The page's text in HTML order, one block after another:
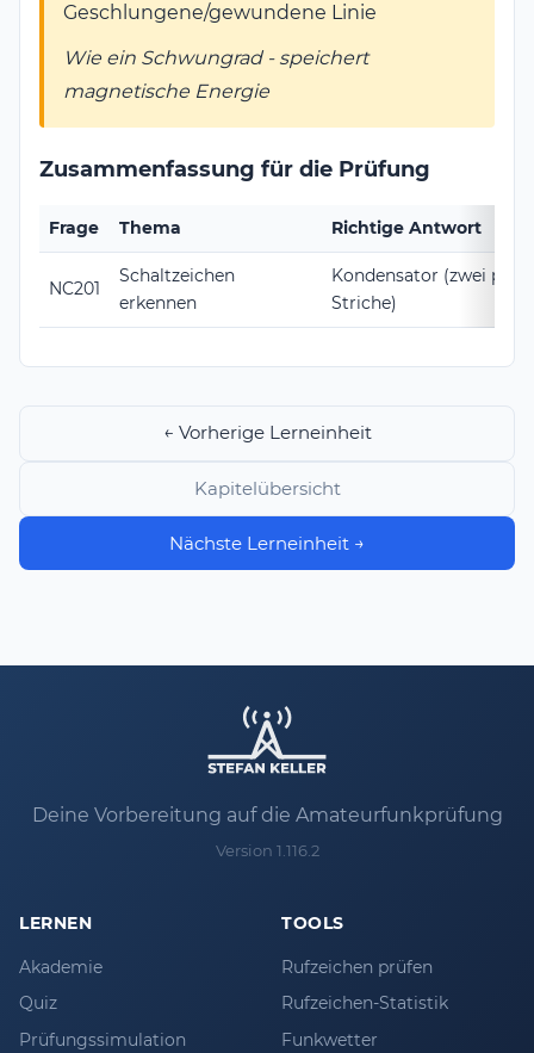
Geschlungene/gewundene Linie
Wie ein Schwungrad - speichert
magnetische Energie
Zusammenfassung für die Prüfung
Frage Thema Richtige Antwort
NC201
Schaltzeichen
erkennen
Kondensator (zwei
Striche)
← Vorherige Lerneinheit
Kapitelübersicht
Nächste Lerneinheit →
Deine Vorbereitung auf die Amateurfunkprüfung
Version 1.116.2
LERNEN
Akademie
Quiz
Prüfungssimulation
TOOLS
Rufzeichen prüfen
Rufzeichen-Statistik
Funkwetter